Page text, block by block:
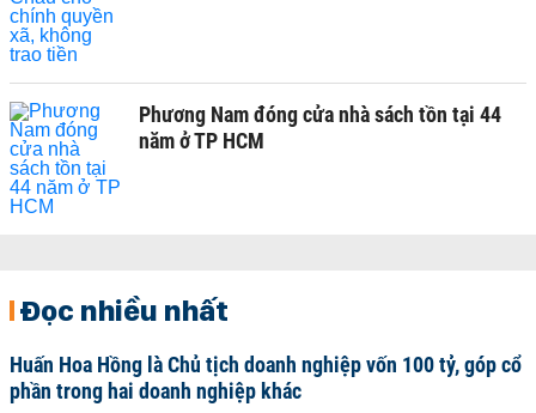
Phương Nam đóng cửa nhà sách tồn tại 44
năm ở TP HCM
Đọc nhiều nhất
Huấn Hoa Hồng là Chủ tịch doanh nghiệp vốn 100 tỷ, góp cổ
phần trong hai doanh nghiệp khác